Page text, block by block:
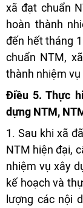
xã đạt chuẩn
hoàn thành
đến hết tháng
chuẩn NTM,
thành nhiệm
Điều 5. Thực
dựng NTM,
1. Sau khi xã
NTM hiện đại,
nhiệm vụ xây
kế hoạch và
lượng các nội